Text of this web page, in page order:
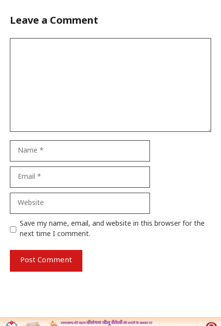
Leave a Comment
Website
Save my name, email, and website in this browser for the
next time I comment.